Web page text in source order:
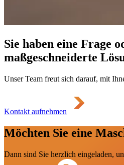
Sie haben eine Frage
maßgeschneiderte
Unser Team freut sich darauf, mit
Kontakt aufnehmen
Möchten Sie eine
Dann sind Sie herzlich eingeladen,